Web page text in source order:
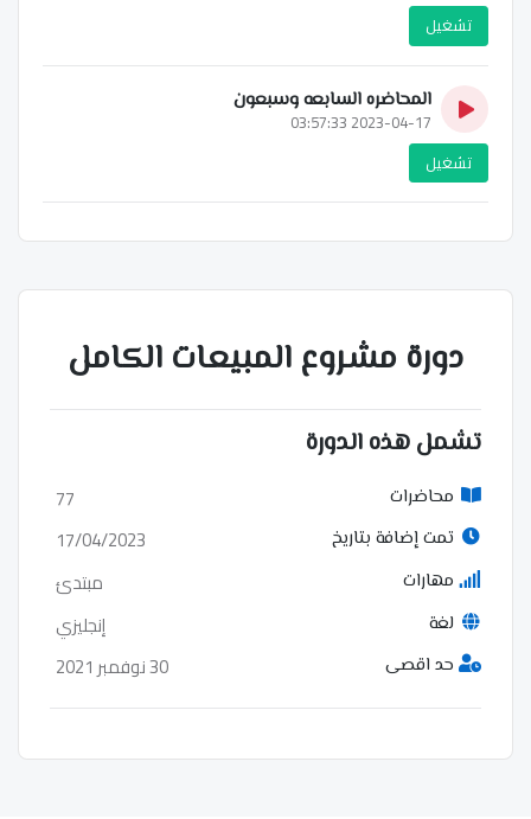
تشغيل
المحاضره السابعه وسبعون
2023-04-17 03:57:33
تشغيل
دورة مشروع المبيعات الكامل
تشمل هذه الدورة
محاضرات 77
تمت إضافة بتاريخ 17/04/2023
مهارات مبتدئ
لغة إنجليزي
حد اقصى 30 نوفمبر 2021